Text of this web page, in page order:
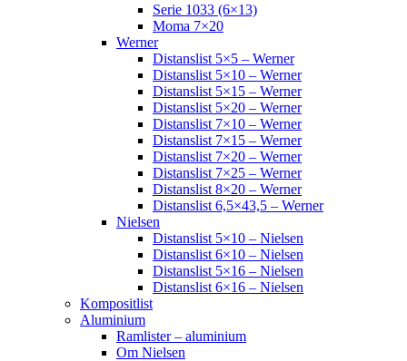
Serie 1033 (6×13)
Moma 7×20
Werner
Distanslist 5×5 – Werner
Distanslist 5×10 – Werner
Distanslist 5×15 – Werner
Distanslist 5×20 – Werner
Distanslist 7×10 – Werner
Distanslist 7×15 – Werner
Distanslist 7×20 – Werner
Distanslist 7×25 – Werner
Distanslist 8×20 – Werner
Distanslist 6,5×43,5 – Werner
Nielsen
Distanslist 5×10 – Nielsen
Distanslist 6×10 – Nielsen
Distanslist 5×16 – Nielsen
Distanslist 6×16 – Nielsen
Kompositlist
Aluminium
Ramlister – aluminium
Om Nielsen